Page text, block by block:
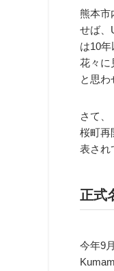
熊本市
せば、
は10
花々に
と思わ
さて、
桜町再
表され
正式
今年9